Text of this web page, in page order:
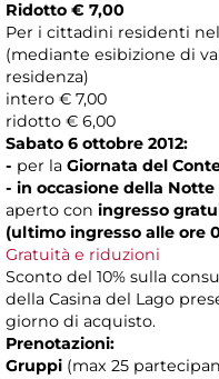
Ridotto € 7,00
Per i cittadini residenti
(mediante esibizione di
residenza)
intero € 7,00
ridotto € 6,00
Sabato 6 ottobre 2012:
- per la Giornata del
- in occasione della Notte
aperto con ingresso
(ultimo ingresso alle ore
Gratuità e riduzioni
Sconto del 10% sulla
della Casina del Lago
giorno di acquisto.
Prenotazioni:
Gruppi (max 25